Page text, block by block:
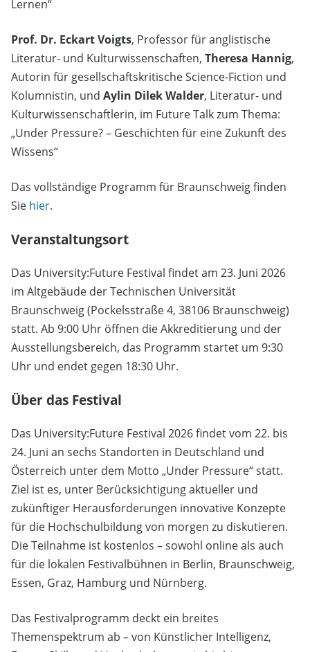
Lernen“
Prof. Dr. Eckart Voigts, Professor für anglistische
Literatur- und Kulturwissenschaften, Theresa Hannig,
Autorin für gesellschaftskritische Science-Fiction und
Kolumnistin, und Aylin Dilek Walder, Literatur- und
Kulturwissenschaftlerin, im Future Talk zum Thema:
„Under Pressure? – Geschichten für eine Zukunft des
Wissens“
Das vollständige Programm für Braunschweig finden
Sie hier.
Veranstaltungsort
Das University:Future Festival findet am 23. Juni 2026
im Altgebäude der Technischen Universität
Braunschweig (Pockelsstraße 4, 38106 Braunschweig)
statt. Ab 9:00 Uhr öffnen die Akkreditierung und der
Ausstellungsbereich, das Programm startet um 9:30
Uhr und endet gegen 18:30 Uhr.
Über das Festival
Das University:Future Festival 2026 findet vom 22. bis
24. Juni an sechs Standorten in Deutschland und
Österreich unter dem Motto „Under Pressure“ statt.
Ziel ist es, unter Berücksichtigung aktueller und
zukünftiger Herausforderungen innovative Konzepte
für die Hochschulbildung von morgen zu diskutieren.
Die Teilnahme ist kostenlos – sowohl online als auch
für die lokalen Festivalbühnen in Berlin, Braunschweig,
Essen, Graz, Hamburg und Nürnberg.
Das Festivalprogramm deckt ein breites
Themenspektrum ab – von Künstlicher Intelligenz,